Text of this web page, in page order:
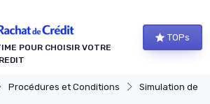
POUR CHOISIR VOTRE
TOPs
Procédures et Conditions Simulation de
cookies